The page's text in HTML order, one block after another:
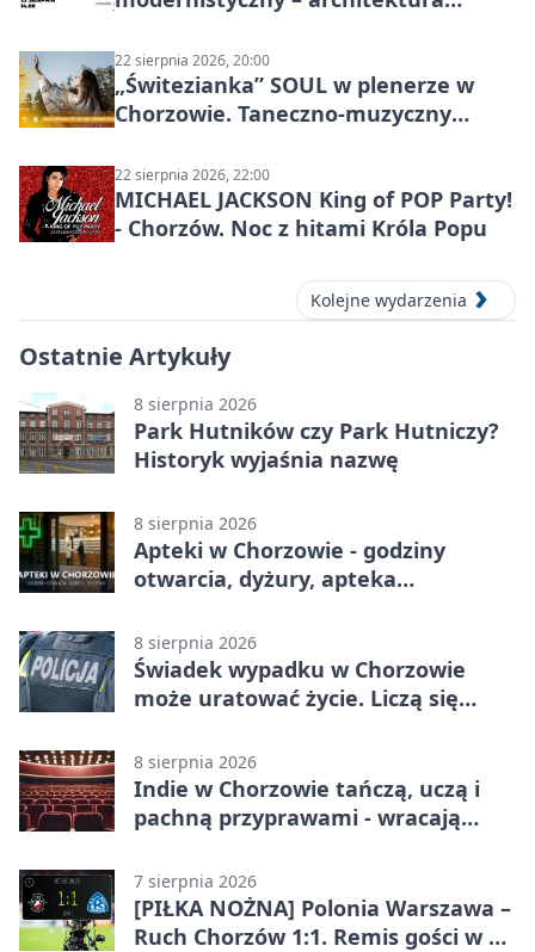
22 sierpnia 2026, 20:00
„Świtezianka” SOUL w plenerze w
Chorzowie. Taneczno-muzyczny
22 sierpnia 2026, 22:00
MICHAEL JACKSON King of POP Party!
- Chorzów. Noc z hitami Króla Popu
Kolejne wydarzenia
Ostatnie Artykuły
8 sierpnia 2026
Park Hutników czy Park Hutniczy?
Historyk wyjaśnia nazwę
8 sierpnia 2026
Apteki w Chorzowie - godziny
otwarcia, dyżury, apteka
8 sierpnia 2026
Świadek wypadku w Chorzowie
może uratować życie. Liczą się
8 sierpnia 2026
Indie w Chorzowie tańczą, uczą i
pachną przyprawami - wracają
7 sierpnia 2026
[PIŁKA NOŻNA] Polonia Warszawa –
Ruch Chorzów 1:1. Remis gości w 3.